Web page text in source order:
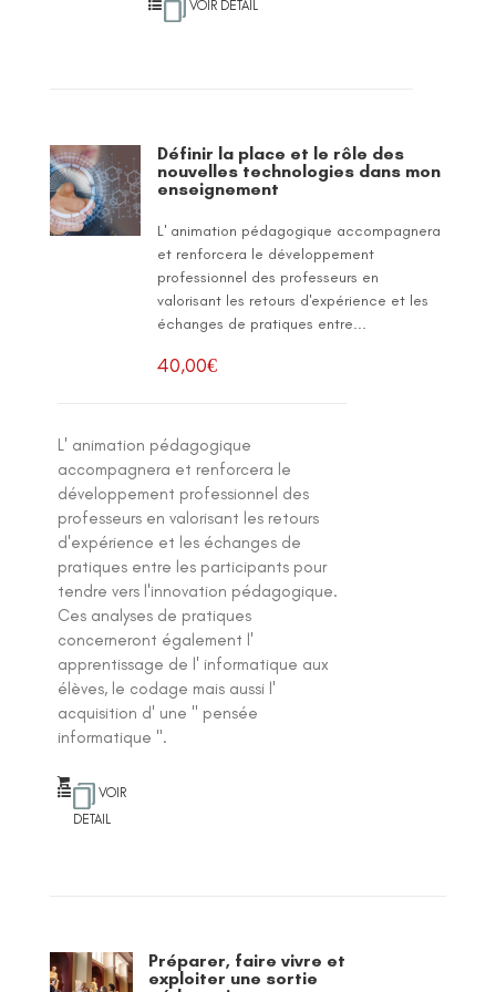
VOIR DETAIL
Définir la place et le rôle des
nouvelles technologies dans mon
enseignement
L' animation pédagogique accompagnera
et renforcera le développement
professionnel des professeurs en
valorisant les retours d'expérience et les
échanges de pratiques entre...
40,00€
L' animation pédagogique
accompagnera et renforcera le
développement professionnel des
professeurs en valorisant les retours
d'expérience et les échanges de
pratiques entre les participants pour
tendre vers l'innovation pédagogique.
Ces analyses de pratiques
concerneront également l'
apprentissage de l' informatique aux
élèves, le codage mais aussi l'
acquisition d' une " pensée
informatique ".
VOIR
DETAIL
Préparer, faire vivre et
exploiter une sortie